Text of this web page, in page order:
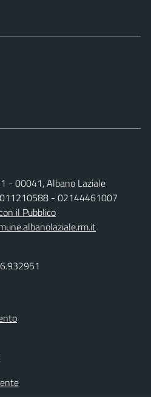
- 00041, Albano Laziale
- 02144461007
il Pubblico